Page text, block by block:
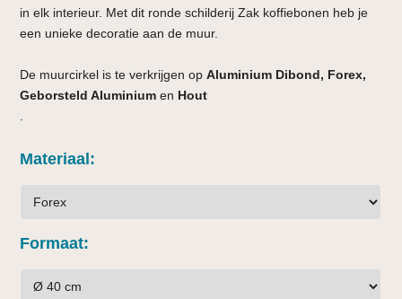
in elk interieur. Met dit ronde schilderij Zak koffiebonen heb je
een unieke decoratie aan de muur.
De muurcirkel is te verkrijgen opAluminium Dibond, Forex,
Geborsteld Aluminium en Hout
Materiaal
Formaat